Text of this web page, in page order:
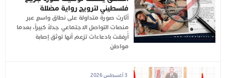
فلسطيني لترويج رواية مضللة
أثارت صورة متداولة على نطاق واسع عبر
منصات التواصل الاجتماعي جدلاً كبيراً، بعدما
أُرفقت بادعاءات تزعم أنها توثق إصابة
مواطن